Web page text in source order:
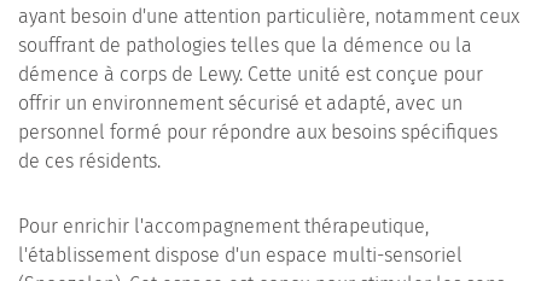
ayant besoin d'une attention particulière, notamment ceux
souffrant de pathologies telles que la démence ou la
démence à corps de Lewy. Cette unité est conçue pour
offrir un environnement sécurisé et adapté, avec un
personnel formé pour répondre aux besoins spécifiques
de ces résidents.
Pour enrichir l'accompagnement thérapeutique,
l'établissement dispose d'un espace multi-sensoriel